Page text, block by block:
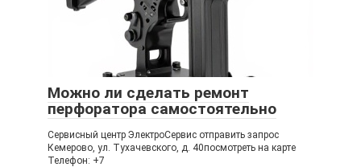
Можно ли сделать ремонт
перфоратора самостоятельно
Сервисный центр ЭлектроСервис отправить запрос
Кемерово, ул. Тухачевского, д. 40посмотреть на карте
Телефон: +7